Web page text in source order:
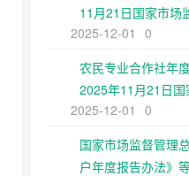
11月21日国家市场
第二次修正）
2025-12-01
0
农民专业合作社年
2025年11月21日
第108号第二次修正
2025-12-01
0
国家市场监督管理
户年度报告办法》